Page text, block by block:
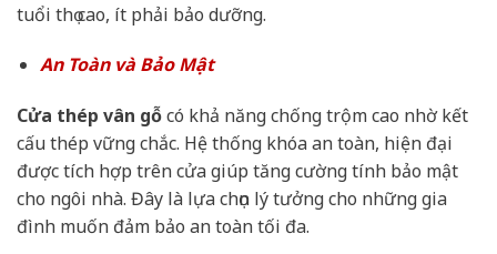
tuổi thọ cao, ít phải bảo dưỡng.
An Toàn và Bảo Mật
Cửa thép vân gỗcó khả năng chống trộm cao nhờ kết
cấu thép vững chắc. Hệ thống khóa an toàn, hiện đại
được tích hợp trên cửa giúp tăng cường tính bảo mật
cho ngôi nhà. Đây là lựa chọn lý tưởng cho những gia
đình muốn đảm bảo an toàn tối đa.